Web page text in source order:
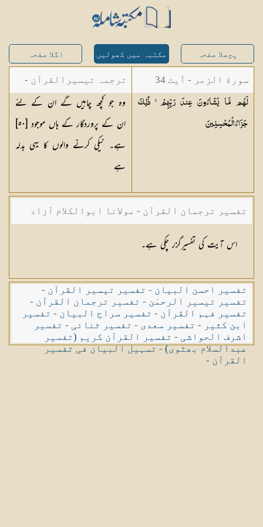
پچھلا صفحہ مکتبہ میں کھولیں اگلا صفحہ
سورة الزمر - آیت 34
لَهُم مَّا يَشَاءُونَ عِندَ رَبِّهِمْ ۚ ذَٰلِكَ
جَزَاءُالْمُحْسِنِينَ
ترجمہ تیسیرالقرآن -
مولانا عبد الرحمن
کیلانی
وہ جو کچھ چاہیں گے ان کے لئے
ان کے پروردگار کے ہاں موجود [٥٠]
ہے۔ نیکی کرنے والوں کا یہی بدلہ
ہے
تفسیر ترجمان القرآن - مولانا ابوالکلام آزاد
اس آیت کی تفسیرگزر چکی ہے۔
تفسیر احسن البیان - تفسیر تیسیر القرآن -
تفسیر تیسیر الرحمٰن - تفسیر ترجمان القرآن -
تفسیر فہم القرآن - تفسیر سراج البیان - تفسیر
ابن کثیر - تفسیر سعدی - تفسیر ثنائی - تفسیر
اشرف الحواشی - تفسیر القرآن کریم (تفسیر
عبدالسلام بھٹوی)-تسہیل البیان فی تفسیر
القرآن -